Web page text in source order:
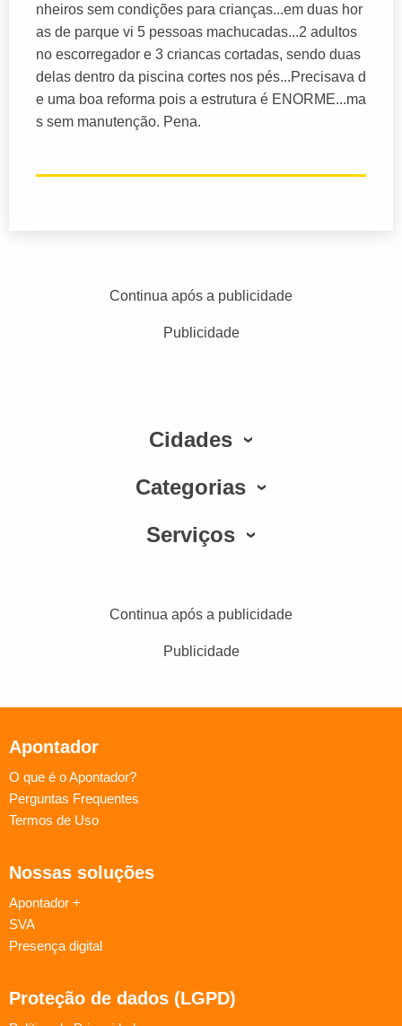
nheiros sem condições para crianças...em duas hor
as de parque vi 5 pessoas machucadas...2 adultos
no escorregador e 3 criancas cortadas, sendo duas
delas dentro da piscina cortes nos pés...Precisava d
e uma boa reforma pois a estrutura é ENORME...ma
s sem manutenção. Pena.
Continua após a publicidade
Publicidade
Cidades
Categorias
Serviços
Continua após a publicidade
Publicidade
Apontador
O que é o Apontador?
Perguntas Frequentes
Termos de Uso
Nossas soluções
Apontador +
SVA
Presença digital
Proteção de dados (LGPD)